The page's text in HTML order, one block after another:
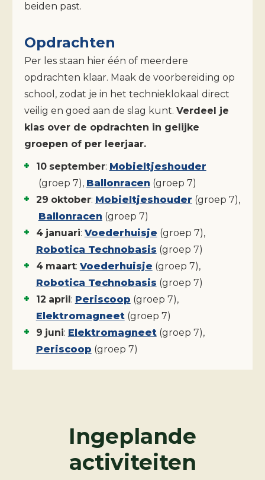
beiden past.
Opdrachten
Per les staan hier één of meerdere
opdrachten klaar. Maak de voorbereiding op
school, zodat je in het technieklokaal direct
veilig en goed aan de slag kunt. Verdeel je
klas over de opdrachten in gelijke
groepen of per leerjaar.
10 september: Mobieltjeshouder
(groep 7), Ballonracen (groep 7)
29 oktober: Mobieltjeshouder (groep 7),
Ballonracen (groep 7)
4 januari: Voederhuisje (groep 7),
Robotica Technobasis (groep 7)
4 maart: Voederhuisje (groep 7),
Robotica Technobasis (groep 7)
12 april: Periscoop (groep 7),
Elektromagneet(groep 7)
9 juni: Elektromagneet(groep 7),
Periscoop (groep 7)
Ingeplande
activiteiten